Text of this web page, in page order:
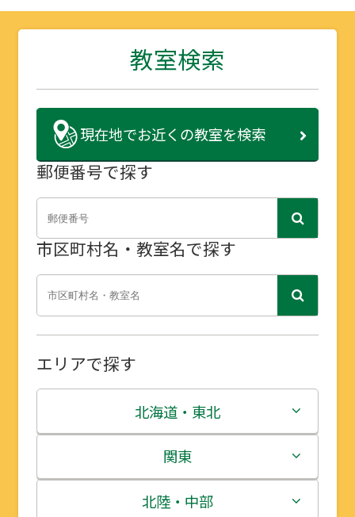
教室検索
現在地でお近くの教室を検索
郵便番号で探す
市区町村名・教室名で探す
エリアで探す
北海道・東北
北海道
青森県
関東
茨城県
北陸・中部